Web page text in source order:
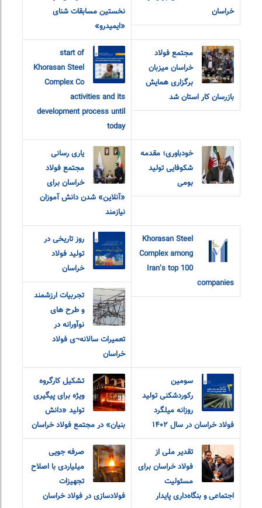
خراسان
نخستین مسابقات شنای
«ایمیدرو»
مجتمع فولاد
خراسان میزبان
برگزاری همایش
بازرسان کار استان شد
start of
Khorasan Steel
Complex Co
activities and its
development process until
today
خودباوری؛ مقدمه
شکوفایی تولید
بومی
یاری رسانی
مجتمع فولاد
خراسان برای
«آنلاین» شدن دانش آموزان
نیازمند
Khorasan Steel
Complex among
Iran’s top 100
companies
روز تاریخی در
تولید فولاد
خراسان
تجربیات ارزشمند
و طرح های
نوآورانه در
تعمیرات سالانه¬ی فولاد
خراسان
سومین
رکوردشکنی تولید
روزانه میلگرد
فولاد خراسان در سال ۱۴۰۲
تشکیل کارگروه
ویژه برای پیگیری
تولید «دانش
بنیان» در مجتمع فولاد خراسان
تقدیر ملی از
فولاد خراسان برای
مسئولیت
اجتماعی و بنگاه‌داری پایدار
صرفه جویی
میلیاردی با اصلاح
تجهیزات
فولادسازی در فولاد خراسان